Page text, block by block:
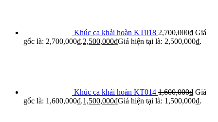
Khúc ca khải hoàn KT018 2,700,000₫ Giá
gốc là: 2,700,000₫.2,500,000₫Giá hiện tại là: 2,500,000₫.
Khúc ca khải hoàn KT014 1,600,000₫ Giá
gốc là: 1,600,000₫.1,500,000₫Giá hiện tại là: 1,500,000₫.